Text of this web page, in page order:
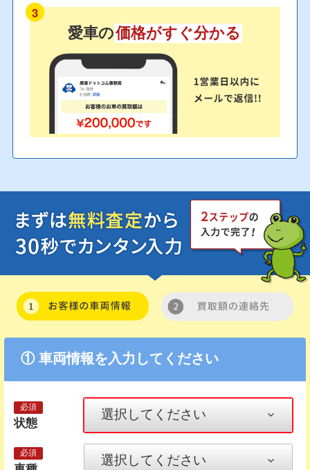
3
愛車の価格がすぐ分かる
① 車両情報を入力してください
状態